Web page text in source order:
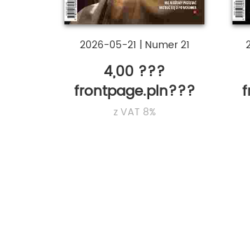
2026-05-21 | Numer 21
4,00 ???
frontpage.pln???
z VAT 8%